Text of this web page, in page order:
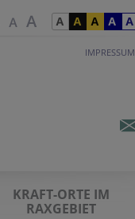
IMPRESSUM
KRAFT-ORTE IM
RAXGEBIET